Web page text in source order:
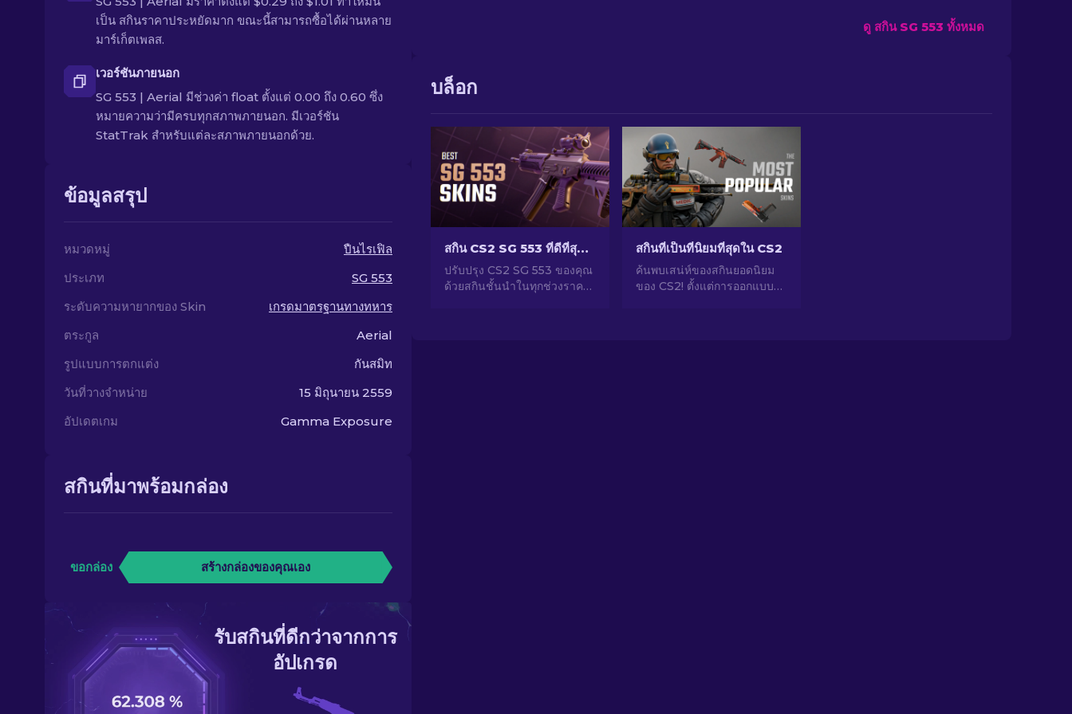
เป็น สกินราคาประหยัดมาก ขณะนี้สามารถซื้อได้ผ่านหลาย
มาร์เก็ตเพลส.
เวอร์ชันภายนอก
SG 553 | Aerial มีช่วงค่า float ตั้งแต่ 0.00 ถึง 0.60 ซึ่ง
หมายความว่ามีครบทุกสภาพภายนอก. มีเวอร์ชัน
StatTrak สำหรับแต่ละสภาพภายนอกด้วย.
ข้อมูลสรุป
หมวดหมู่
ปืนไรเฟิล
ประเภท
SG 553
ระดับความหายากของ Skin
เกรดมาตรฐานทางทหาร
ตระกูล
Aerial
รูปแบบการตกแต่ง
กันสมิท
วันที่วางจำหน่าย
15 มิถุนายน 2559
อัปเดตเกม
Gamma Exposure
สกินที่มาพร้อมกล่อง
ขอกล่อง สร้างกล่องของคุณเอง
รับสกินที่ดีกว่าจากการ
อัปเกรด
ดู สกิน SG 553 ทั้งหมด
บล็อก
สกิน CS2 SG 553 ที่ดีที่สุดในทุกช่วงราคา [2026]
ปรับปรุง CS2 SG 553 ของคุณ
ด้วยสกินชั้นนำในทุกช่วงราคา!
สกินที่เป็นที่นิยมที่สุดใน CS2
ค้นพบเสน่ห์ของสกินยอดนิยม
ของ CS2! ตั้งแต่การออกแบบที่